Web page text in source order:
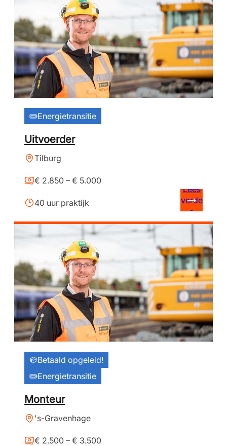
Energietransitie
Uitvoerder
Tilburg
€ 2.850 – € 5.000
40 uur praktijk
Lees
verde
r
Betaald opgeleid!
Energietransitie
Monteur
's-Gravenhage
€ 2.500 – € 3.500